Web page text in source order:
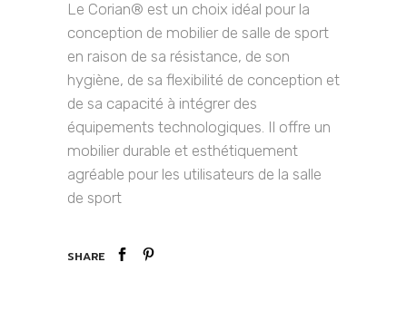
Le Corian® est un choix idéal pour la
conception de mobilier de salle de sport
en raison de sa résistance, de son
hygiène, de sa flexibilité de conception et
de sa capacité à intégrer des
équipements technologiques. Il offre un
mobilier durable et esthétiquement
agréable pour les utilisateurs de la salle
de sport
SHARE